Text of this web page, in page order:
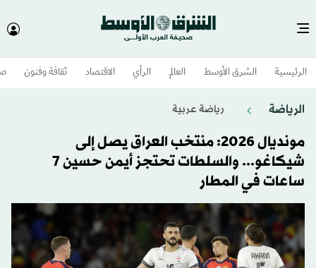
الرئيسية الشرق الأوسط​ العالم الرأي الاقتصاد ثقافة وفنون
الرياضة رياضة عربية
مونديال 2026: منتخب العراق يصل إلى
شيكاغو... والسلطات تحتجز أيمن حسين 7
ساعات في المطار